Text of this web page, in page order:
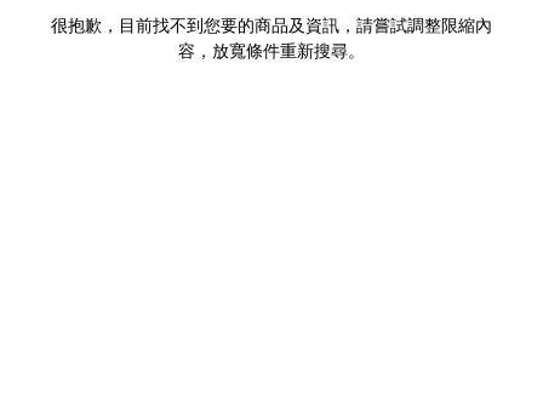
很抱歉，目前找不到您要的商品及資訊，請嘗試調整限縮內
容，放寬條件重新搜尋。